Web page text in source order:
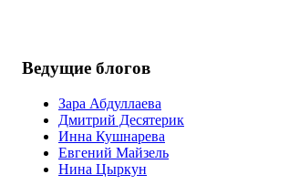
Ведущие блогов
Зара Абдуллаева
Дмитрий Десятерик
Инна Кушнарева
Евгений Майзель
Нина Цыркун